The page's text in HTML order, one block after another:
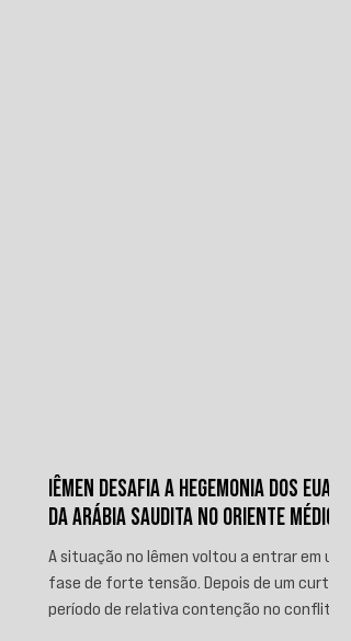
IÊMEN DESAFIA A HEGEMONIA DOS EUA E
DA ARÁBIA SAUDITA NO ORIENTE MÉDIO
A situação no Iêmen voltou a entrar em uma
fase de forte tensão. Depois de um curto
período de relativa contenção no conflito,